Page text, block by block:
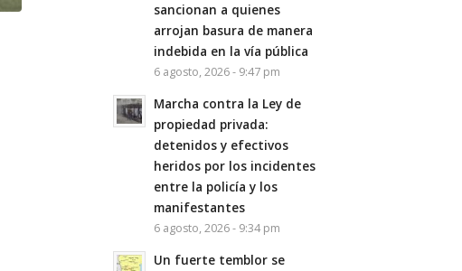
sancionan a quienes
arrojan basura de manera
indebida en la vía pública
6 agosto, 2026 - 9:47 pm
Marcha contra la Ley de
propiedad privada:
detenidos y efectivos
heridos por los incidentes
entre la policía y los
manifestantes
6 agosto, 2026 - 9:34 pm
Un fuerte temblor se